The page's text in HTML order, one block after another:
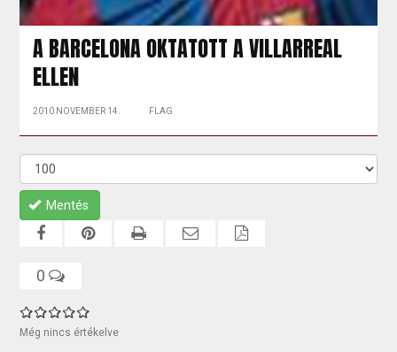
A BARCELONA OKTATOTT A VILLARREAL
ELLEN
2010 NOVEMBER 14. FLAG
Mentés
0
Még nincs értékelve